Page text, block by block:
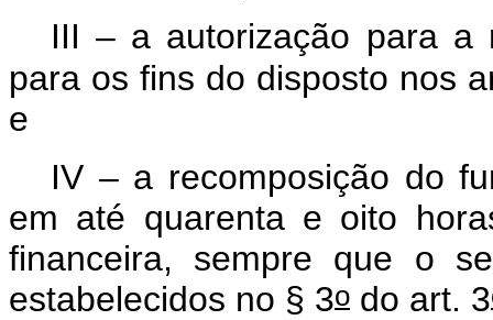
III – a autorização para a
para os fins do disposto nos
e
IV – a recomposição do
em até quarenta e oito
financeira, sempre que o
estabelecidos no § 3o do art. 3